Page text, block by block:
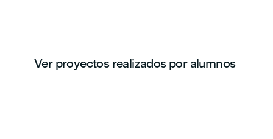
Ver proyectos realizados por alumnos